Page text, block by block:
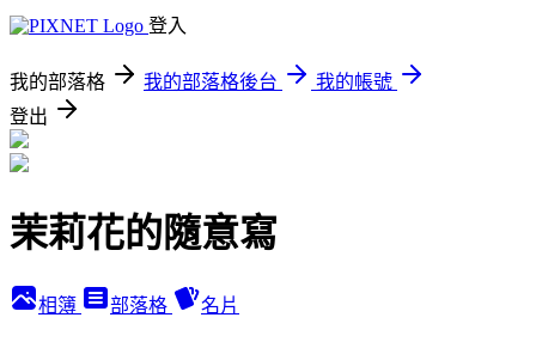
登入
我的部落格 我的部落格後台
我的帳號
登出
茉莉花的隨意寫
相簿 部落格 名片